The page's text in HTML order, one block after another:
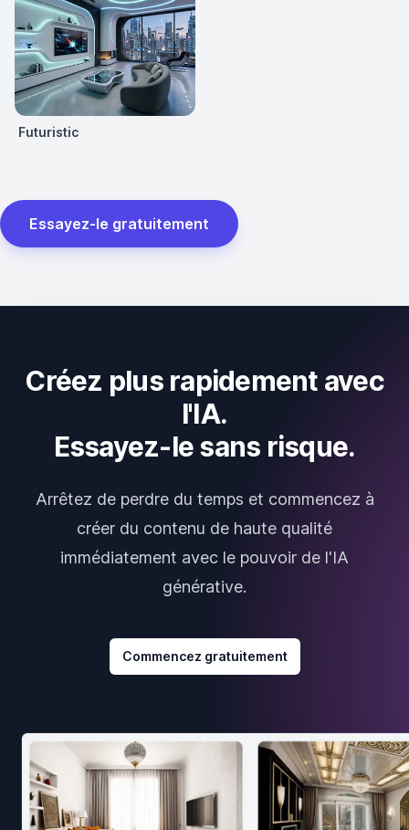
Futuristic
Essayez-le gratuitement
Créez plus rapidement avec
l'IA.
Essayez-le sans risque.
Arrêtez de perdre du temps et commencez à
créer du contenu de haute qualité
immédiatement avec le pouvoir de l'IA
générative.
Commencez gratuitement